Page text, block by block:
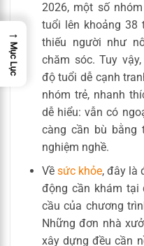
2026, một số
tuổi lên khoảng 38
thiếu người như
chăm sóc. Tuy
độ tuổi dễ cạnh
nhóm trẻ, nhanh
dễ hiểu: vẫn có
càng cần bù bằng
nghiệm nghề.
Về sức khỏe, đây là
động cần khám tại
cầu của chương
Những đơn nhà
xây dựng đều cần
→
Mục Lục